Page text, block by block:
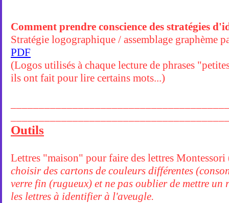
Comment prendre conscience des stratégies
Stratégie logographique / assemblage graphème
PDF
(Logos utilisés à chaque lecture de phrases
ils ont fait pour lire certains mots...)
Outils
Lettres "maison" pour faire des lettres
choisir des cartons de couleurs différentes
verre fin (rugueux) et ne pas oublier de mettre
les lettres à identifier à l'aveugle.